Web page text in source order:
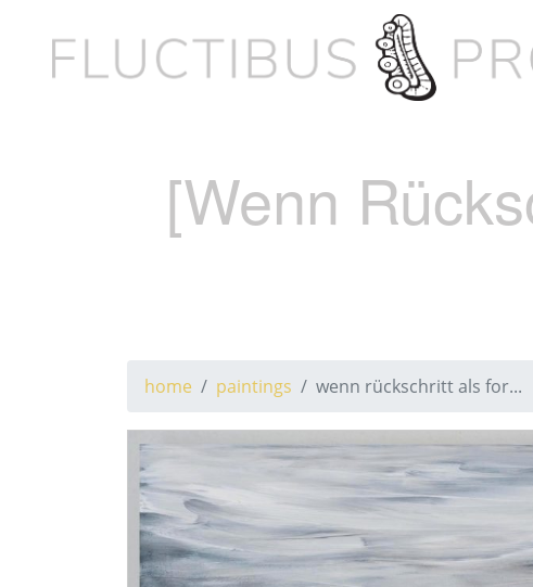
[Wenn
home paintings wenn rückschritt als for...